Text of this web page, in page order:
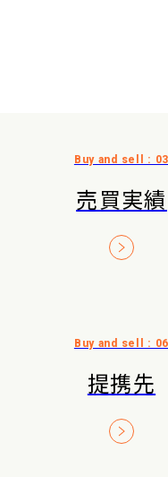
売買実績
提携先